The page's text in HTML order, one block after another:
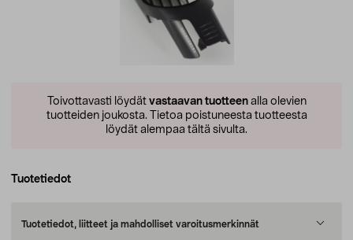
Toivottavasti löydät vastaavan tuotteenalla olevien
tuotteiden joukosta. Tietoa poistuneesta tuotteesta
löydät alempaa tältä sivulta.
Tuotetiedot
Tuotetiedot, liitteet ja mahdolliset varoitusmerkinnät